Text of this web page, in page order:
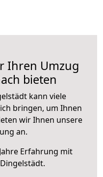
Ihren Umzug
bieten
kann viele
bringen, um Ihnen
wir Ihnen unsere
an.
Erfahrung mit
Dingelstädt.